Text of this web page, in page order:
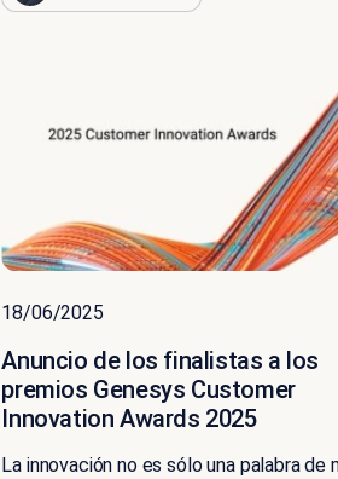
18/06/2025
Anuncio de los finalistas a los
premios Genesys Customer
Innovation Awards 2025
La innovación no es sólo una palabra de